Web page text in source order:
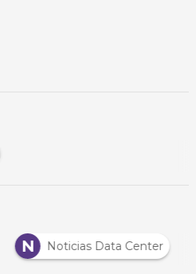
N Noticias Data Center